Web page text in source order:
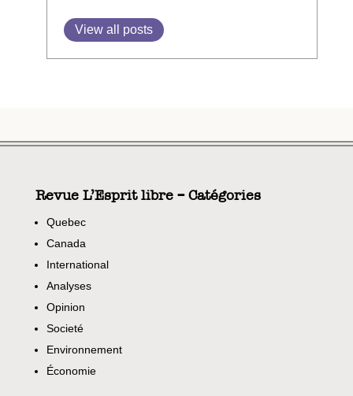
View all posts
Revue L’Esprit libre – Catégories
Quebec
Canada
International
Analyses
Opinion
Societé
Environnement
Économie